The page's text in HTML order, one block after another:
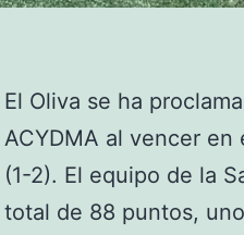
El Oliva se ha
ACYDMA al vencer
(1-2). El equipo de la
total de 88 puntos,